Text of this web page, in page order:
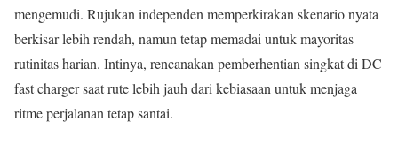
mengemudi. Rujukan independen memperkirakan skenario nyata
berkisar lebih rendah, namun tetap memadai untuk mayoritas
rutinitas harian. Intinya, rencanakan pemberhentian singkat di DC
fast charger saat rute lebih jauh dari kebiasaan untuk menjaga
ritme perjalanan tetap santai.